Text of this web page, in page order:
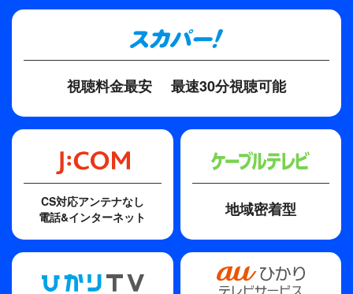
ディレクター・監督
柳美里
脚本
大森寿美男
安室奈美恵
視聴料金最安 最速30分視聴可能
CS対応アンテナなし
電話&インターネット
地域密着型